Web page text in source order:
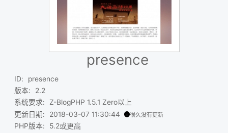
presence
ID:
presence
版本:
2.2
系统要求:
Z-BlogPHP 1.5.1 Zero以上
更新日期: 2018-03-07 11:30:44 很久没有更新
PHP版本: 5.2或更高